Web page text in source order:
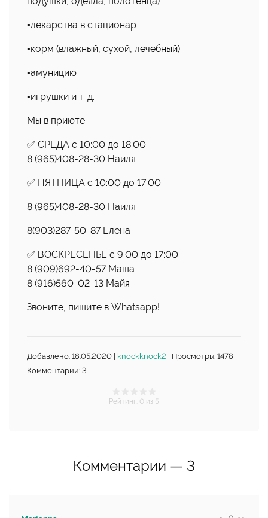
▪️лекарства в стационар
▪️корм (влажный, сухой, лечебный)
▪️амуницию
▪️игрушки и т. д.
Мы в приюте:
✅️ СРЕДА с 10:00 до 18:00
8 (965)408-28-30 Наиля
️️✅️ ПЯТНИЦА с 10:00 до 17:00
8 (965)408-28-30 Наиля
8(903)287-50-87 Елена
️️✅️ ВОСКРЕСЕНЬЕ с 9:00 до 17:00
8 (909)692-40-57 Маша
8 (916)560-02-13 Майя
Звоните, пишите в Whatsapp!
Добавлено: 18.05.2020 | knockknock2 | Просмотры: 1478 |
Комментарии: 3
Рейтинг 0 из 5
Комментарии — 3